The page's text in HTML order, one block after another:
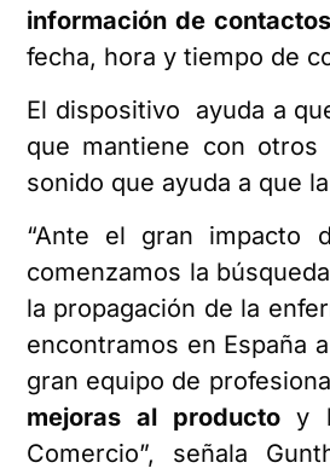
información de
fecha, hora y tiempo de
El dispositivo ayuda a
que mantiene con
sonido que ayuda a que
“Ante el gran impacto
comenzamos la
la propagación de la
encontramos en España
gran equipo de
mejoras al productoy
Comercio”, señala